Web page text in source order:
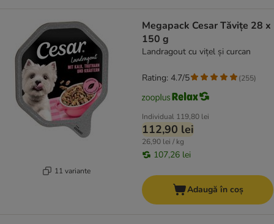
11 variante
Megapack Cesar Tăvițe 28 x
150 g
Landragout cu vițel și curcan
Individual 119,80 lei
112,90 lei
26,90 lei / kg
107,26 lei
Rating: 4.7/5 (255)
Adaugă în coș